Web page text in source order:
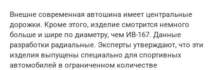
Внешне современная автошина имеет центральные
дорожки. Кроме этого, изделие смотрится немного
больше и шире по диаметру, чем ИВ-167. Данные
разработки радиальные. Эксперты утверждают, что эти
изделия выпущены специально для спортивных
автомобилей в ограниченном количестве